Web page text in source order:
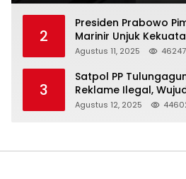
2
Presiden Prabowo
Marinir Unjuk
Struktur Baru
Agustus 11, 2025 46247
3
Satpol PP
Reklame Ilegal,
dan Indah
Agustus 12, 2025